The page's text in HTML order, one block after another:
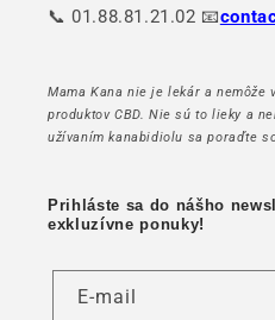
📞 01.88.81.21.02 📧
Mama Kana nie je lekár a
produktov CBD. Nie sú to lieky a
užívaním kanabidiolu sa poraďte
Prihláste sa do nášho
exkluzívne ponuky!
E-mail